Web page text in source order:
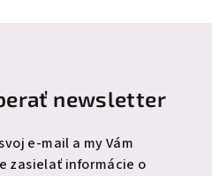
newsletter
e-mail a my Vám
zasielať informácie o